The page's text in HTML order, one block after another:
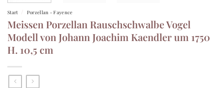
Start Porzellan - Fayence
Meissen Porzellan Rauschschwalbe Vogel
Modell von Johann Joachim Kaendler um 1750
H. 10,5 cm